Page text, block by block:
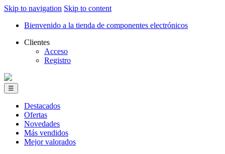
Skip to navigation Skip to content
Bienvenido a la tienda de componentes electrónicos
Clientes
Acceso
Registro
☰
Destacados
Ofertas
Novedades
Más vendidos
Mejor valorados